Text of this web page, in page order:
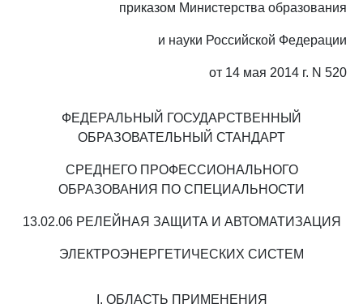
приказом Министерства образования
и науки Российской Федерации
от 14 мая 2014 г. N 520
ФЕДЕРАЛЬНЫЙ ГОСУДАРСТВЕННЫЙ
ОБРАЗОВАТЕЛЬНЫЙ СТАНДАРТ
СРЕДНЕГО ПРОФЕССИОНАЛЬНОГО
ОБРАЗОВАНИЯ ПО СПЕЦИАЛЬНОСТИ
13.02.06 РЕЛЕЙНАЯ ЗАЩИТА И АВТОМАТИЗАЦИЯ
ЭЛЕКТРОЭНЕРГЕТИЧЕСКИХ СИСТЕМ
I. ОБЛАСТЬ ПРИМЕНЕНИЯ